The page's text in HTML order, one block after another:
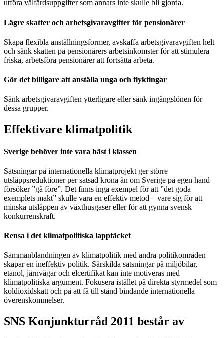
utföra välfärdsuppgifter som annars inte skulle bli gjorda.
Lägre skatter och arbetsgivaravgifter för pensionärer
Skapa flexibla anställningsformer, avskaffa arbetsgivaravgiften helt
och sänk skatten på pensionärers arbetsinkomster för att stimulera
friska, arbetsföra pensionärer att fortsätta arbeta.
Gör det billigare att anställa unga och flyktingar
Sänk arbetsgivaravgiften ytterligare eller sänk ingångslönen för
dessa grupper.
Effektivare klimatpolitik
Sverige behöver inte vara bäst i klassen
Satsningar på internationella klimatprojekt ger större
utsläppsreduktioner per satsad krona än om Sverige på egen hand
försöker ”gå före”. Det finns inga exempel för att ”det goda
exemplets makt” skulle vara en effektiv metod – vare sig för att
minska utsläppen av växthusgaser eller för att gynna svensk
konkurrenskraft.
Rensa i det klimatpolitiska lapptäcket
Sammanblandningen av klimatpolitik med andra politikområden
skapar en ineffektiv politik. Särskilda satsningar på miljöbilar,
etanol, järnvägar och elcertifikat kan inte motiveras med
klimatpolitiska argument. Fokusera istället på direkta styrmedel som
koldioxidskatt och på att få till stånd bindande internationella
överenskommelser.
SNS Konjunkturråd 2011 består av